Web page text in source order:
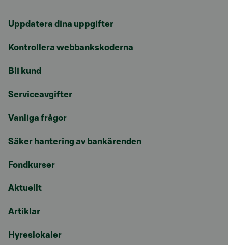
Uppdatera dina uppgifter
Kontrollera webbankskoderna
Bli kund
Serviceavgifter
Vanliga frågor
Säker hantering av bankärenden
Fondkurser
Aktuellt
Artiklar
Hyreslokaler